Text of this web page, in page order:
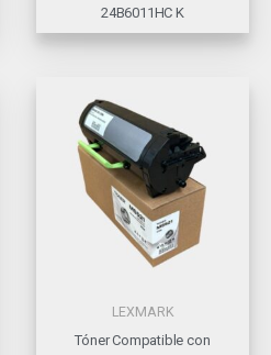
24B6011HC K
LEXMARK
Tóner Compatible con